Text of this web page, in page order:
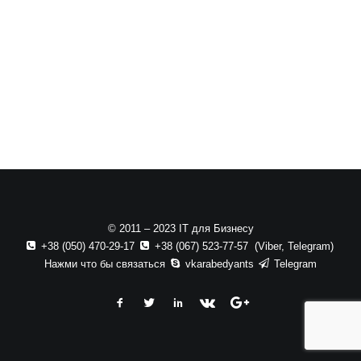
© 2011 – 2023 ІТ для Бизнесу
+38 (050) 470-29-17
+38 (067) 523-77-57 (Viber, Telegram)
Нажми что бы связаться
vkarabedyants Telegram